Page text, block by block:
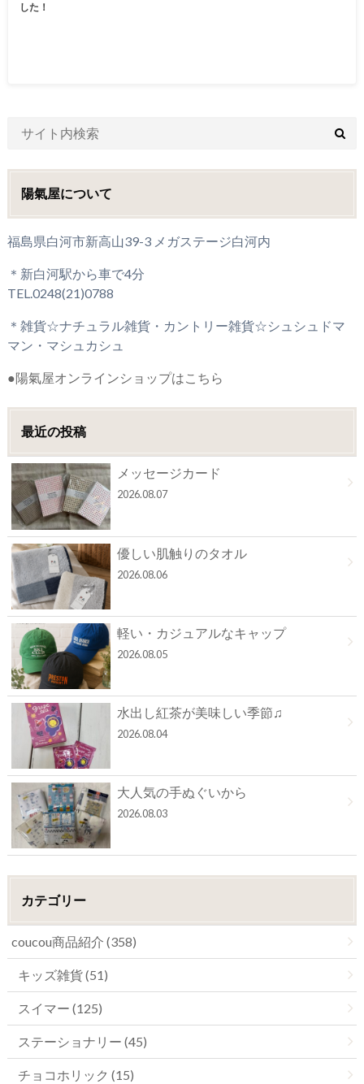
した！
陽氣屋について
福島県白河市新高山39-3 メガステージ白河内
＊新白河駅から車で4分
TEL.0248(21)0788
＊雑貨☆ナチュラル雑貨・カントリー雑貨☆シュシュドマ
マン・マシュカシュ
●陽氣屋オンラインショップはこちら
最近の投稿
メッセージカード
2026.08.07
優しい肌触りのタオル
2026.08.06
軽い・カジュアルなキャップ
2026.08.05
水出し紅茶が美味しい季節♫
2026.08.04
大人気の手ぬぐいから
2026.08.03
カテゴリー
coucou商品紹介 (358)
キッズ雑貨 (51)
スイマー (125)
ステーショナリー (45)
チョコホリック (15)